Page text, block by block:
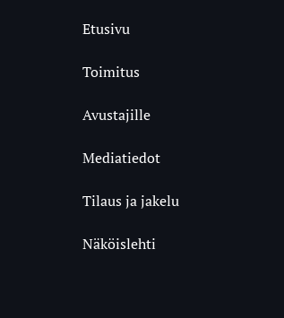
Etusivu
Toimitus
Avustajille
Mediatiedot
Tilaus ja jakelu
Näköislehti